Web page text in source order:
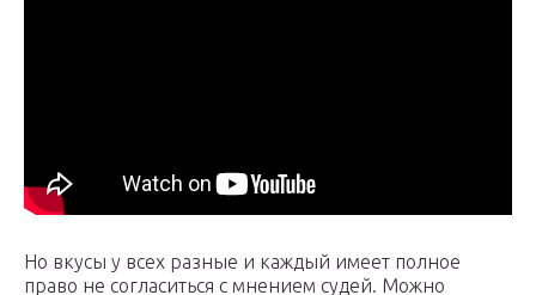
Но вкусы у всех разные и каждый имеет полное
право не согласиться с мнением судей. Можно